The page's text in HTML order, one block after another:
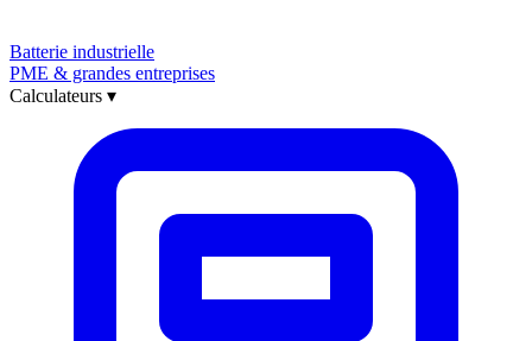
Batterie industrielle
PME & grandes entreprises
Calculateurs ▾